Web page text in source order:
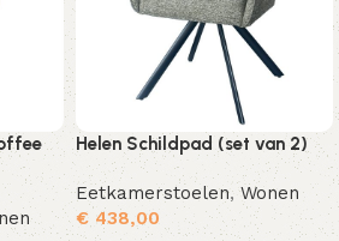
Helen Schildpad (set van 2)
Eetkamerstoelen,Wonen
€ 438,00